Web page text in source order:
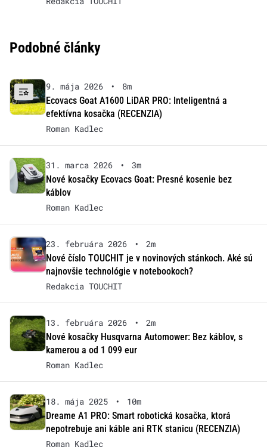
Podobné články
9. mája 2026 •
8m
Ecovacs Goat A1600 LiDAR PRO: Inteligentná a
efektívna kosačka (RECENZIA)
Roman Kadlec
31. marca 2026 •
3m
Nové kosačky Ecovacs Goat: Presné kosenie bez
káblov
Roman Kadlec
23. februára 2026 •
2m
Nové číslo TOUCHIT je v novinových stánkoch. Aké sú
najnovšie technológie v notebookoch?
Redakcia TOUCHIT
13. februára 2026 •
2m
Nové kosačky Husqvarna Automower: Bez káblov, s
kamerou a od 1 099 eur
Roman Kadlec
18. mája 2025 •
10m
Dreame A1 PRO: Smart robotická kosačka, ktorá
nepotrebuje ani káble ani RTK stanicu (RECENZIA)
Roman Kadlec